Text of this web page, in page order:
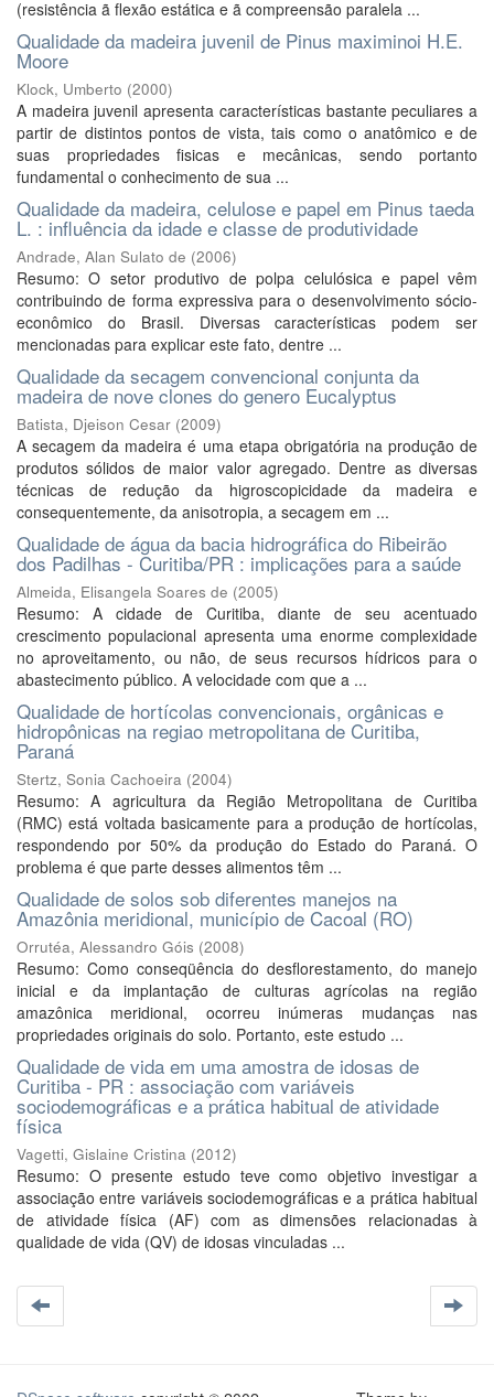
(resistência ã flexão estática e ã compreensão paralela ...
Qualidade da madeira juvenil de Pinus maximinoi H.E.
Moore
Klock, Umberto (2000)
A madeira juvenil apresenta características bastante peculiares a
partir de distintos pontos de vista, tais como o anatômico e de
suas propriedades fisicas e mecânicas, sendo portanto
fundamental o conhecimento de sua ...
Qualidade da madeira, celulose e papel em Pinus taeda
L. : influência da idade e classe de produtividade
Andrade, Alan Sulato de (2006)
Resumo: O setor produtivo de polpa celulósica e papel vêm
contribuindo de forma expressiva para o desenvolvimento sócio-
econômico do Brasil. Diversas características podem ser
mencionadas para explicar este fato, dentre ...
Qualidade da secagem convencional conjunta da
madeira de nove clones do genero Eucalyptus
Batista, Djeison Cesar (2009)
A secagem da madeira é uma etapa obrigatória na produção de
produtos sólidos de maior valor agregado. Dentre as diversas
técnicas de redução da higroscopicidade da madeira e
consequentemente, da anisotropia, a secagem em ...
Qualidade de água da bacia hidrográfica do Ribeirão
dos Padilhas - Curitiba/PR : implicações para a saúde
Almeida, Elisangela Soares de (2005)
Resumo: A cidade de Curitiba, diante de seu acentuado
crescimento populacional apresenta uma enorme complexidade
no aproveitamento, ou não, de seus recursos hídricos para o
abastecimento público. A velocidade com que a ...
Qualidade de hortícolas convencionais, orgânicas e
hidropônicas na regiao metropolitana de Curitiba,
Paraná
Stertz, Sonia Cachoeira (2004)
Resumo: A agricultura da Região Metropolitana de Curitiba
(RMC) está voltada basicamente para a produção de hortícolas,
respondendo por 50% da produção do Estado do Paraná. O
problema é que parte desses alimentos têm ...
Qualidade de solos sob diferentes manejos na
Amazônia meridional, município de Cacoal (RO)
Orrutéa, Alessandro Góis (2008)
Resumo: Como conseqüência do desflorestamento, do manejo
inicial e da implantação de culturas agrícolas na região
amazônica meridional, ocorreu inúmeras mudanças nas
propriedades originais do solo. Portanto, este estudo ...
Qualidade de vida em uma amostra de idosas de
Curitiba - PR : associação com variáveis
sociodemográficas e a prática habitual de atividade
física
Vagetti, Gislaine Cristina (2012)
Resumo: O presente estudo teve como objetivo investigar a
associação entre variáveis sociodemográficas e a prática habitual
de atividade física (AF) com as dimensões relacionadas à
qualidade de vida (QV) de idosas vinculadas ...